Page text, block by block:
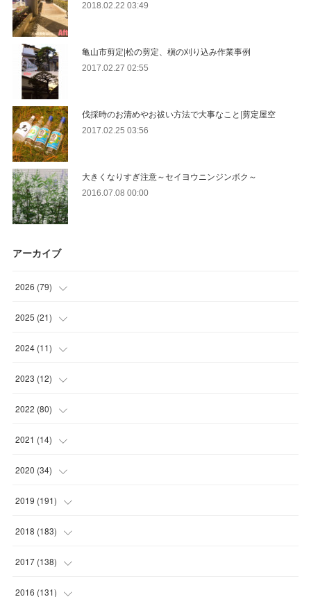
2018.02.22 03:49
亀山市剪定|松の剪定、槇の刈り込み作業事例
2017.02.27 02:55
伐採時のお清めやお祓い方法で大事なこと|剪定屋空
2017.02.25 03:56
大きくなりすぎ注意～セイヨウニンジンボク～
2016.07.08 00:00
アーカイブ
2026 (79)
(10 )
(30 )
(23
(10
2025 (21)
(2
(9
(7
(3
2024 (11)
(1
(5
(5
2023 (12)
(5
(7
2022 (80)
(17 )
(8
(7)
(14
2021 (14)
(1
(6)
(2)
(5)
2020 (34)
(1)
(3)
(4)
(6)
2019 (191)
(4)
(9)
(15
2018 (183)
(11
(24
2017 (138)
(10
2016 (131)